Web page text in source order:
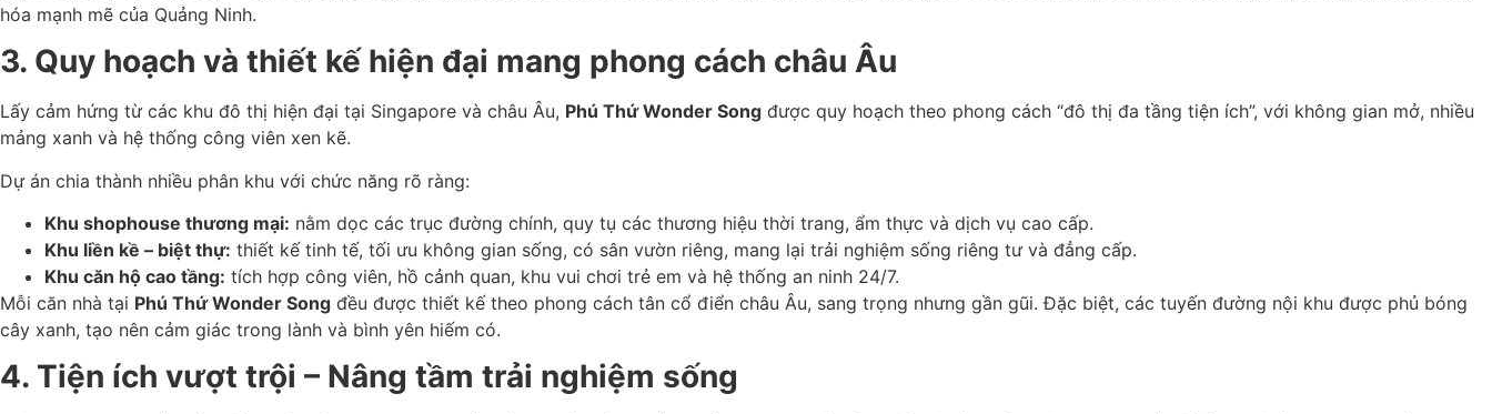
hóa mạnh mẽ của Quảng Ninh.
3. Quy hoạch và thiết kế hiện đại mang phong cách châu Âu
Lấy cảm hứng từ các khu đô thị hiện đại tại Singapore và châu Âu, Phú Thứ Wonder Song được quy hoạch theo phong cách “đô thị đa tầng tiện ích”, với không gian mở, nhiều
mảng xanh và hệ thống công viên xen kẽ.
Dự án chia thành nhiều phân khu với chức năng rõ ràng:
Khu shophouse thương mại: nằm dọc các trục đường chính, quy tụ các thương hiệu thời trang, ẩm thực và dịch vụ cao cấp.
Khu liền kề – biệt thự: thiết kế tinh tế, tối ưu không gian sống, có sân vườn riêng, mang lại trải nghiệm sống riêng tư và đẳng cấp.
Khu căn hộ cao tầng: tích hợp công viên, hồ cảnh quan, khu vui chơi trẻ em và hệ thống an ninh 24/7.
Mỗi căn nhà tại Phú Thứ Wonder Song đều được thiết kế theo phong cách tân cổ điển châu Âu, sang trọng nhưng gần gũi. Đặc biệt, các tuyến đường nội khu được phủ bóng
cây xanh, tạo nên cảm giác trong lành và bình yên hiếm có.
4. Tiện ích vượt trội – Nâng tầm trải nghiệm sống